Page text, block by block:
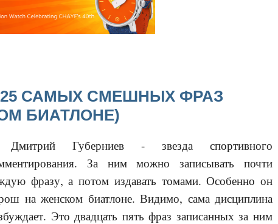
САМЫХ СМЕШНЫХ ФРАЗ
БИАТЛОНЕ)
Дмитрий Губерниев - звезда спортивного
За ним можно записывать почти
фразу, а потом издавать томами. Особенно он
на женском биатлоне. Видимо, сама дисциплина
Это двадцать пять фраз записанных за ним